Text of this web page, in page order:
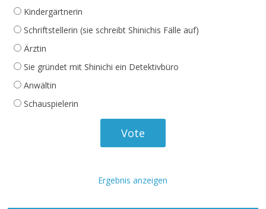
Kindergärtnerin
Schriftstellerin (sie schreibt Shinichis Fälle auf)
Ärztin
Sie gründet mit Shinichi ein Detektivbüro
Anwältin
Schauspielerin
Ergebnis anzeigen